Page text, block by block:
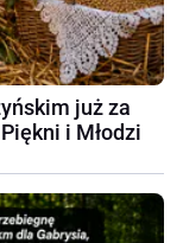
już za
i Młodzi